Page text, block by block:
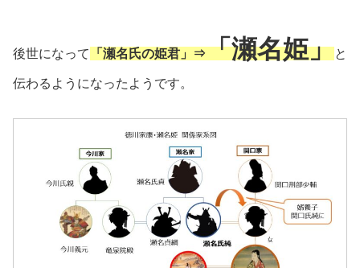
後世になって 「瀬名氏の姫君」⇒「瀬名姫」と
伝わるようになったようです。